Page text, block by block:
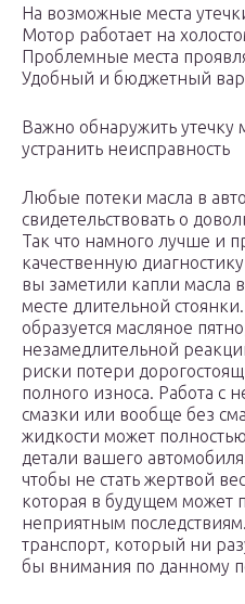
На возможные места
Мотор работает на
Проблемные места
Удобный и бюджетный
Важно обнаружить утечку
устранить неисправность
Любые потеки масла в
свидетельствовать о
Так что намного лучше и
качественную
вы заметили капли масла
месте длительной
образуется масляное
незамедлительной
риски потери
полного износа. Работа с
смазки или вообще без
жидкости может
детали вашего
чтобы не стать жертвой
которая в будущем может
неприятным
транспорт, который ни
бы внимания по данному